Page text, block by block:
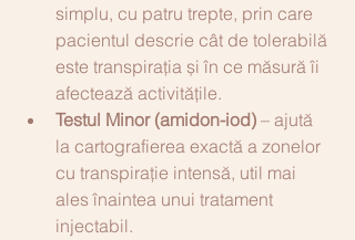
simplu, cu patru trepte, prin care
pacientul descrie cât de tolerabilă
este transpirația și în ce măsură îi
afectează activitățile.
Testul Minor (amidon-iod) – ajută
la cartografierea exactă a zonelor
cu transpirație intensă, util mai
ales înaintea unui tratament
injectabil.